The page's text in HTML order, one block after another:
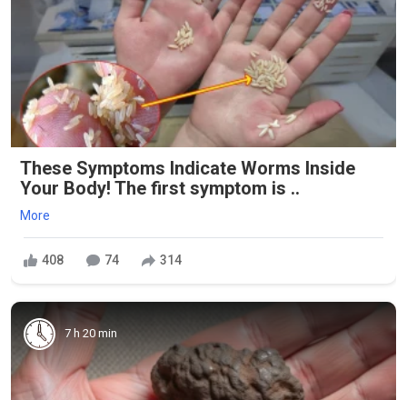
These Symptoms Indicate Worms Inside
Your Body! The first symptom is ..
More
408 74 314
7 h 20 min